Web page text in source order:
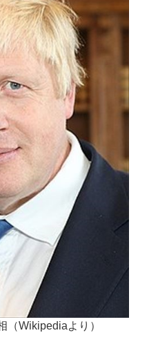
Wikipediaより）